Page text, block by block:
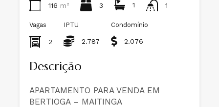
3 1
Vagas
2
116 m² 1
IPTU
2.787
Condomínio
2.076
Descrição
APARTAMENTO PARA VENDA EM
BERTIOGA – MAITINGA